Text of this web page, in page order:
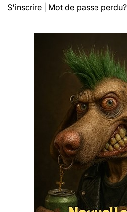
S'inscrire Mot de passe perdu?